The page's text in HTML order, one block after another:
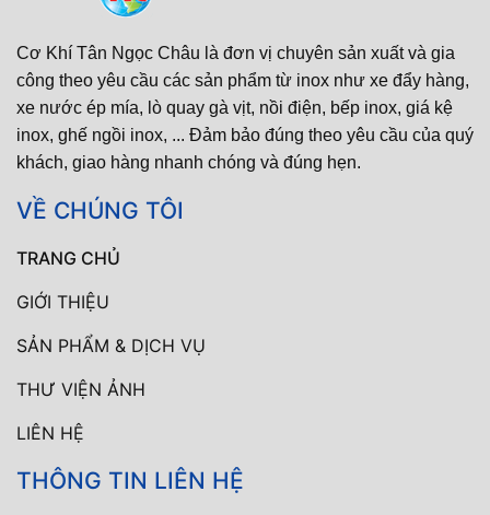
Cơ Khí Tân Ngọc Châu là đơn vị chuyên sản xuất và gia
công theo yêu cầu các sản phẩm từ inox như xe đẩy hàng,
xe nước ép mía, lò quay gà vịt, nồi điện, bếp inox, giá kệ
inox, ghế ngồi inox, ... Đảm bảo đúng theo yêu cầu của quý
khách, giao hàng nhanh chóng và đúng hẹn.
VỀ CHÚNG TÔI
TRANG CHỦ
GIỚI THIỆU
SẢN PHẨM & DỊCH VỤ
THƯ VIỆN ẢNH
LIÊN HỆ
THÔNG TIN LIÊN HỆ